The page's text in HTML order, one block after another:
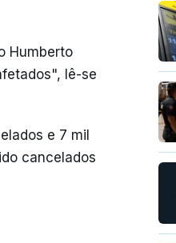
Humberto
lê-se
e 7 mil
cancelados